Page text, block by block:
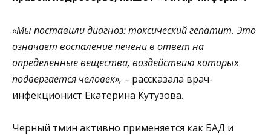
«Мы поставили диагноз: токсический гепатит. Это
означает воспаление печени в ответ на
определенные вещества, воздействию которых
подвергается человек», – рассказала врач-
инфекционист Екатерина Кутузова.
Черный тмин активно применяется как БАД и